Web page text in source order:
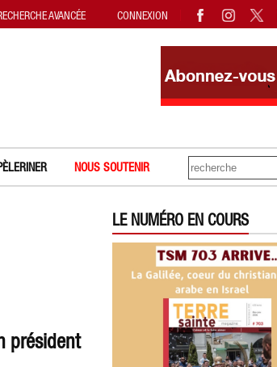
NOUS SOUTENIR
président
LE NUMÉRO EN COURS
AVANCÉE CONNEXION